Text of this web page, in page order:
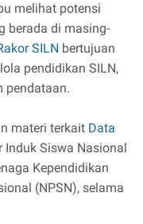
melihat potensi
berada di masing-
SILN bertujuan
pendidikan SILN,
pendataan.
materi terkait Data
Induk Siswa Nasional
Kependidikan
(NPSN), selama